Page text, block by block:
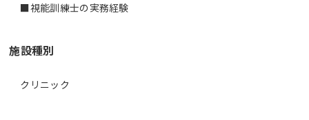
施設種別
クリニック